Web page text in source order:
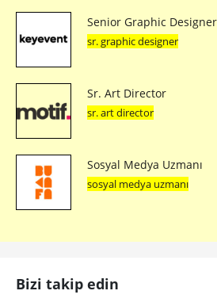
Senior Graphic
sr. graphic designer
Sr. Art Director
sr. art director
Sosyal Medya Uzmanı
sosyal medya uzmanı
Bizi takip edin